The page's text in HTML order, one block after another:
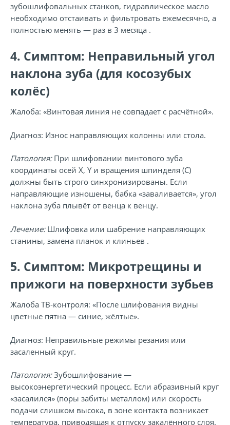
зубошлифовальных станков, гидравлическое масло
необходимо отстаивать и фильтровать ежемесячно, а
полностью менять — раз в 3 месяца .
4. Симптом: Неправильный угол
наклона зуба (для косозубых
колёс)
Жалоба: «Винтовая линия не совпадает с расчётной».
Диагноз: Износ направляющих колонны или стола.
Патология:При шлифовании винтового зуба
координаты осей X, Y и вращения шпинделя (С)
должны быть строго синхронизированы. Если
направляющие изношены, бабка «заваливается», угол
наклона зуба плывёт от венца к венцу.
Лечение:Шлифовка или шабрение направляющих
станины, замена планок и клиньев .
5. Симптом: Микротрещины и
прижоги на поверхности зубьев
Жалоба ТВ-контроля: «После шлифования видны
цветные пятна — синие, жёлтые».
Диагноз: Неправильные режимы резания или
засаленный круг.
Патология:Зубошлифование —
высокоэнергетический процесс. Если абразивный круг
«засалился» (поры забиты металлом) или скорость
подачи слишком высока, в зоне контакта возникает
температура, приводящая к отпуску закалённого слоя.